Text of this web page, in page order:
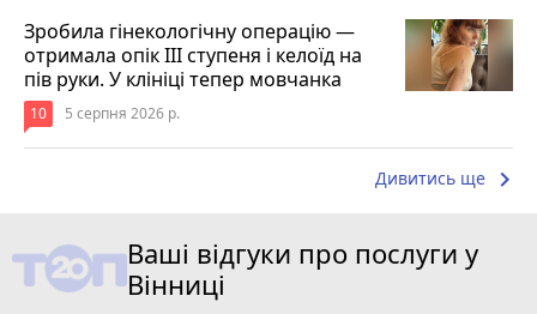
Зробила гінекологічну операцію —
отримала опік ІІІ ступеня і келоїд на
пів руки. У клініці тепер мовчанка
10 5 серпня 2026 р.
Дивитись ще keyboard_arrow_right
Ваші відгуки про послуги у
Вінниці